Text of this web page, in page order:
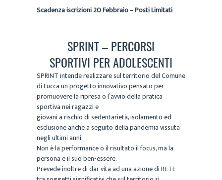
Scadenza iscrizioni 20 Febbraio – Posti Limitati
SPRINT – PERCORSI
SPORTIVI PER ADOLESCENTI
SPRINT intende realizzare sul territorio del Comune
di Lucca un progetto innovativo pensato per
promuovere la ripresa o l’avvio della pratica
sportiva nei ragazzi e
giovani a rischio di sedentarietà, isolamento ed
esclusione anche a seguito della pandemia vissuta
negli ultimi anni.
Non è la performance o il risultato il focus, ma la
persona e il suo ben-essere.
Prevede inoltre di dar vita ad una azione di RETE